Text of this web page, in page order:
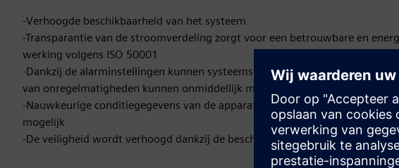
-Verhoogde beschikbaarheid van het systeem
-Transparantie van de stroomverdeling zorgt voor een betrouwbare en
werking volgens ISO 50001
-Dankzij de alarminstellingen kunnen systeemstoringen worden
van onregelmatigheden kunnen onmiddellijk maatregelen worden
-Nauwkeurige conditiegegevens van de apparaten maken voorspellend
mogelijk
-De veiligheid wordt verhoogd dankzij de bescherming tegen seriële